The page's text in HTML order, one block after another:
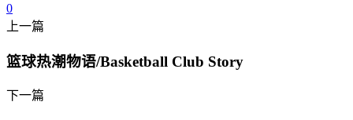
0
上一篇
篮球热潮物语/Basketball Club Story
下一篇